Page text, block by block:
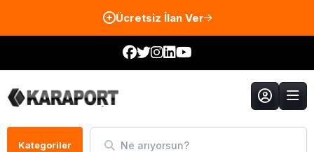
Ücretsiz İlan Ver
Kategoriler Ne arıyorsun?